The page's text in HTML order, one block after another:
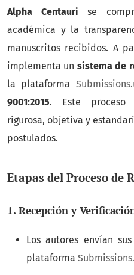
Alpha Centauri se
académica y la
manuscritos recibidos. A
implementa un sistema de
la plataforma
9001:2015. Este proceso
rigurosa, objetiva y
postulados.
Etapas del Proceso de
1. Recepción y
Los autores envían
plataforma